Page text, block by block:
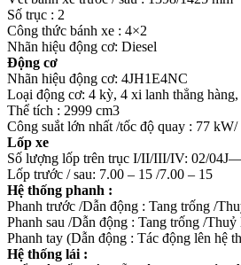
Số trục : 2
Công thức bánh xe : 4×2
Nhãn hiệu động cơ: Diesel
Động cơ
Nhãn hiệu động cơ: 4JH1E4NC
Loại động cơ: 4 kỳ, 4 xi lanh thẳng hàng,
Thể tích : 2999 cm3
Công suắt lớn nhất /tốc độ quay : 77 kW/
Lốp xe
Số lượng lốp trên trục I/II/III/IV: 02/
Lốp trước / sau: 7.00 – 15 /7.00 – 15
Hệ thống phanh :
Phanh trước /Dẫn động : Tang trống /
Phanh sau /Dẫn động : Tang trống /
Phanh tay (Dẫn động : Tác động lên hệ
Hệ thống lái :